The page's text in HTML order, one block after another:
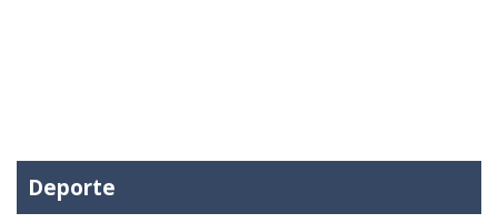
Deporte